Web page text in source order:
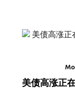
美债高涨正